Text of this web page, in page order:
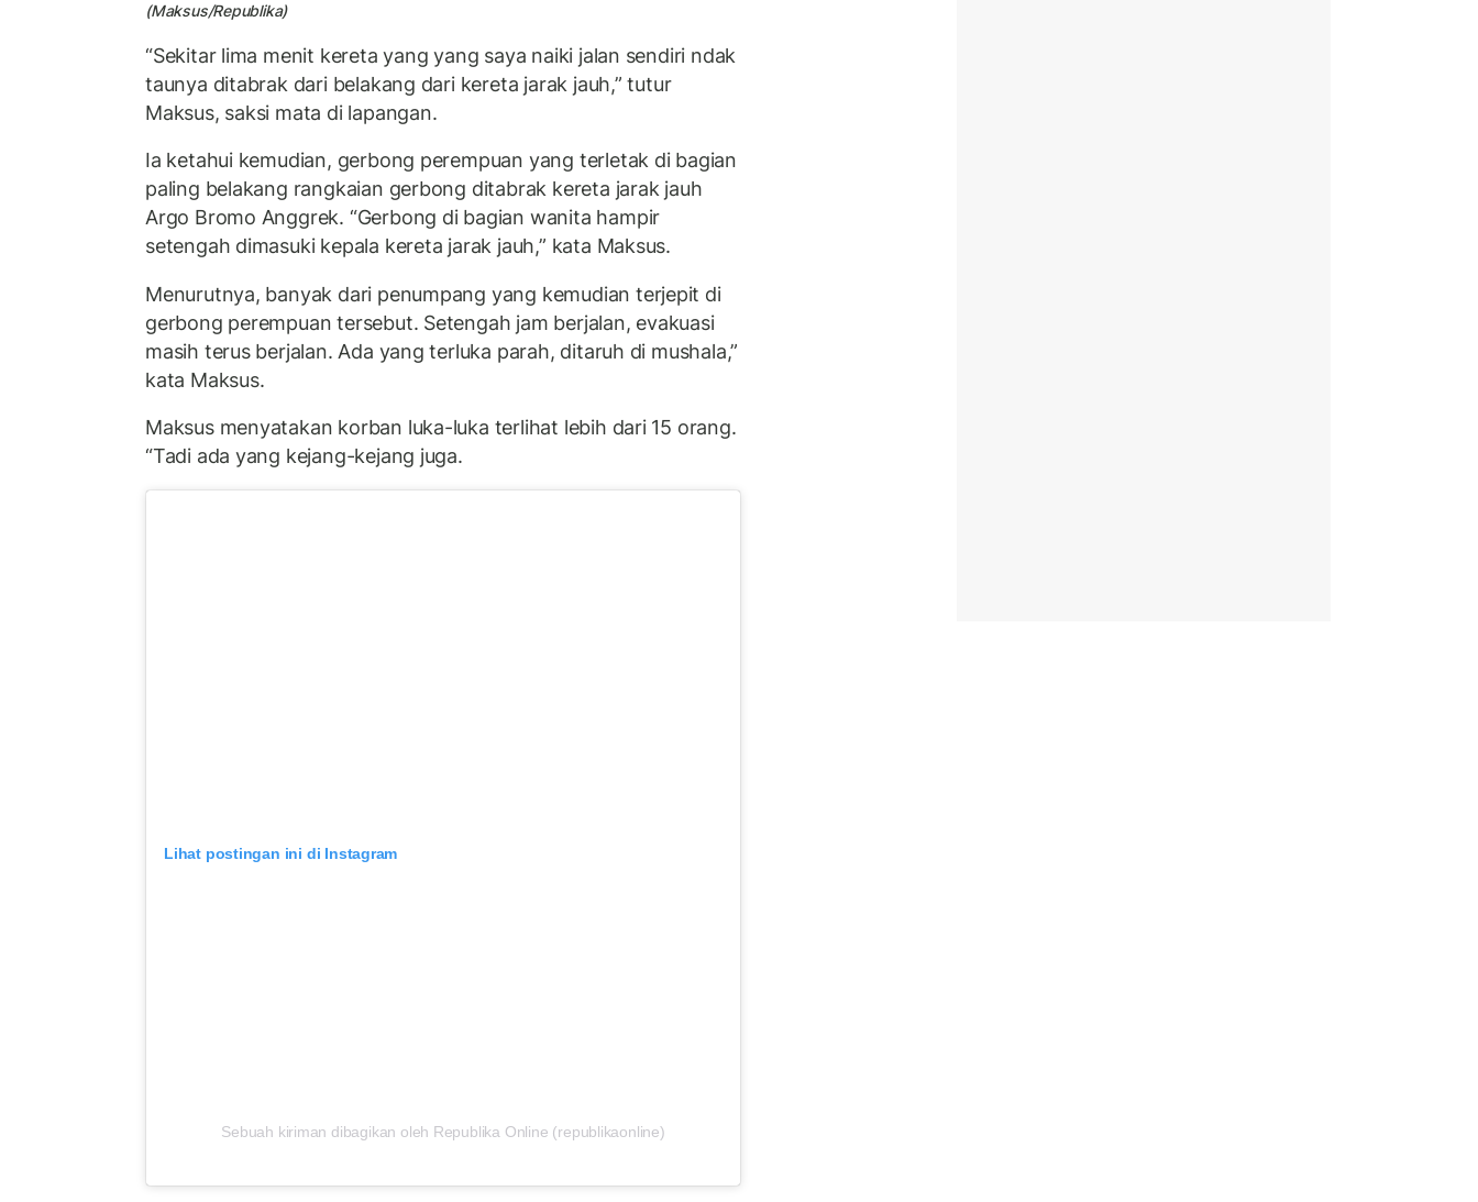
(Maksus/Republika)
“Sekitar lima menit kereta yang yang saya naiki jalan sendiri ndak
taunya ditabrak dari belakang dari kereta jarak jauh,” tutur
Maksus, saksi mata di lapangan.
Ia ketahui kemudian, gerbong perempuan yang terletak di bagian
paling belakang rangkaian gerbong ditabrak kereta jarak jauh
Argo Bromo Anggrek. “Gerbong di bagian wanita hampir
setengah dimasuki kepala kereta jarak jauh,” kata Maksus.
Menurutnya, banyak dari penumpang yang kemudian terjepit di
gerbong perempuan tersebut. Setengah jam berjalan, evakuasi
masih terus berjalan. Ada yang terluka parah, ditaruh di mushala,”
kata Maksus.
Maksus menyatakan korban luka-luka terlihat lebih dari 15 orang.
“Tadi ada yang kejang-kejang juga.
Lihat postingan ini di Instagram
Sebuah kiriman dibagikan oleh Republika Online (republikaonline)